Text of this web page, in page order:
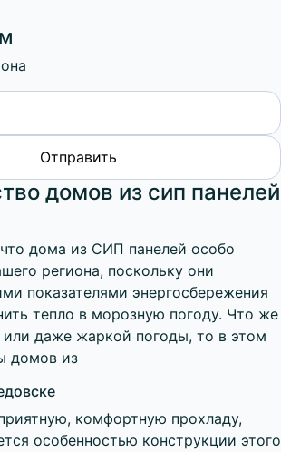
домов из сип панелей
дома из СИП панелей особо
региона, поскольку они
показателями энергосбережения
тепло в морозную погоду. Что же
или даже жаркой погоды, то в этом
домов из
комфортную прохладу,
особенностью конструкции этого